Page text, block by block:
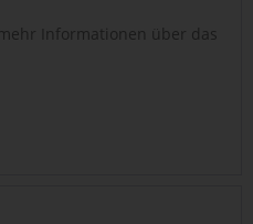
Informationen über das